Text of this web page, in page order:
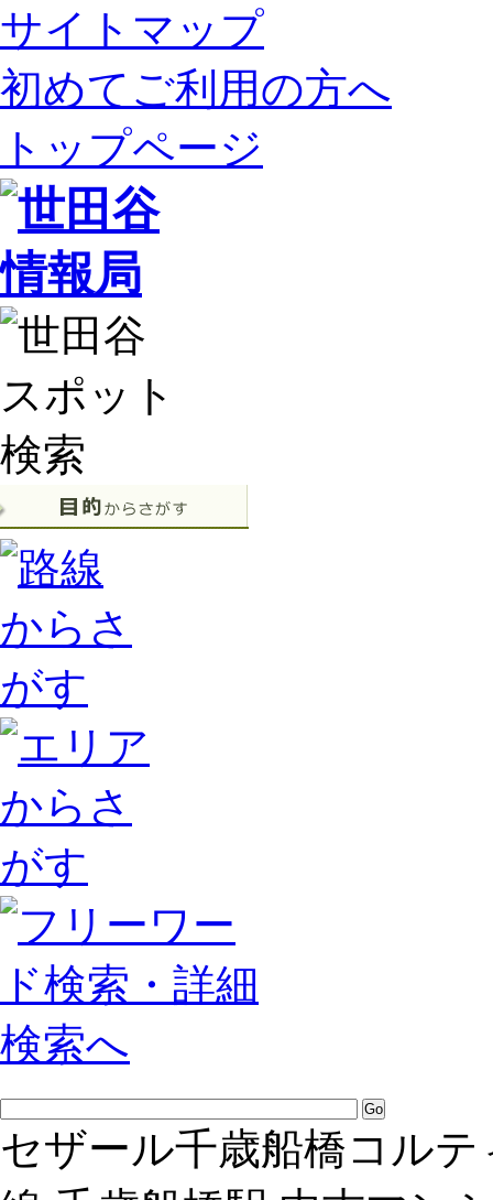
サイトマップ
初めてご利用の方へ
トップページ
セザール千歳船橋コル